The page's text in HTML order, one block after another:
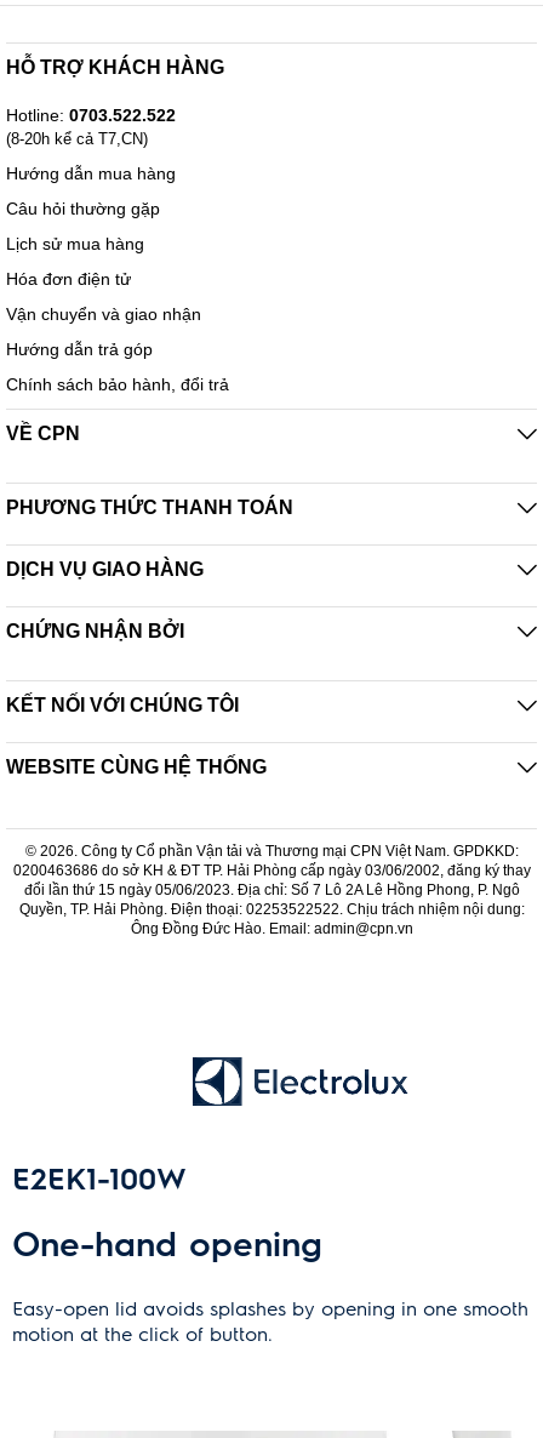
HỖ TRỢ KHÁCH HÀNG
Hotline: 0703.522.522
(8-20h kể cả T7,CN)
Hướng dẫn mua hàng
Câu hỏi thường gặp
Lịch sử mua hàng
Hóa đơn điện tử
Vận chuyển và giao nhận
Hướng dẫn trả góp
Chính sách bảo hành, đổi trả
VỀ CPN
PHƯƠNG THỨC THANH TOÁN
DỊCH VỤ GIAO HÀNG
CHỨNG NHẬN BỞI
KẾT NỐI VỚI CHÚNG TÔI
WEBSITE CÙNG HỆ THỐNG
© 2026. Công ty Cổ phần Vận tải và Thương mại CPN Việt Nam. GPDKKD:
0200463686 do sở KH & ĐT TP. Hải Phòng cấp ngày 03/06/2002, đăng ký thay
đổi lần thứ 15 ngày 05/06/2023. Địa chỉ: Số 7 Lô 2A Lê Hồng Phong, P. Ngô
Quyền, TP. Hải Phòng. Điện thoại: 02253522522. Chịu trách nhiệm nội dung:
Ông Đồng Đức Hào. Email: admin@cpn.vn
E2EK1-100W
One-hand opening
Easy-open lid avoids splashes by opening in one smooth
motion at the click of button.